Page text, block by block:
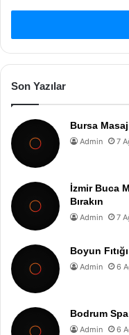
Son Yazılar
Bursa
Admin 7
İzmir Buca
Bırakın
Admin 7
Boyun
Admin 6
Bodrum
Admin 6